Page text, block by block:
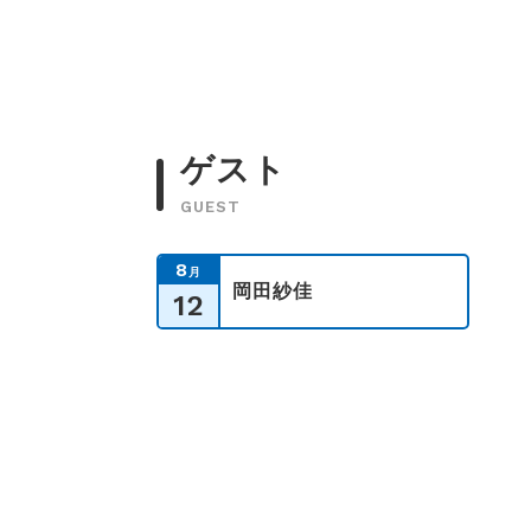
ゲスト
GUEST
8 月
12 岡田紗佳